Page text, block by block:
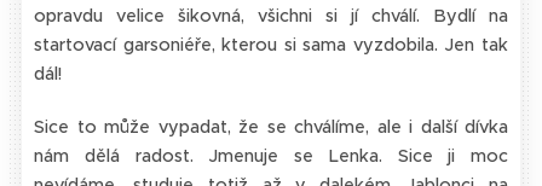
opravdu velice šikovná, všichni si jí chválí. Bydlí na
startovací garsoniéře, kterou si sama vyzdobila. Jen tak
dál!
Sice to může vypadat, že se chválíme, ale i další dívka
nám dělá radost. Jmenuje se Lenka. Sice ji moc